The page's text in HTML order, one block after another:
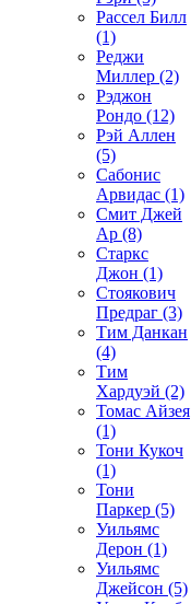
Рассел Билл
(1)
Реджи
Миллер (2)
Рэджон
Рондо (12)
Рэй Аллен
(5)
Сабонис
Арвидас (1)
Смит Джей
Ар (8)
Старкс
Джон (1)
Стоякович
Предраг (3)
Тим Данкан
(4)
Тим
Хардуэй (2)
Томас Айзея
(1)
Тони Кукоч
(1)
Тони
Паркер (5)
Уильямс
Дерон (1)
Уильямс
Джейсон (5)